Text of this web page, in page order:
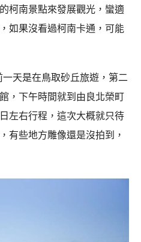
柯南景點來發展觀光，蠻適
如果沒看過柯南卡通，可能
天是在鳥取砂丘旅遊，第二
，下午時間就到由良北榮町
左右行程，這次大概就只待
有些地方雕像還是沒拍到，